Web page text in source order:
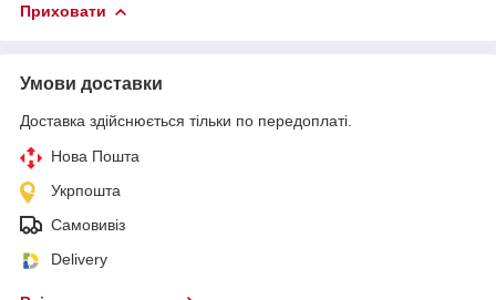
Приховати
Умови доставки
Доставка здійснюється тільки по передоплаті.
Нова Пошта
Укрпошта
Самовивіз
Delivery